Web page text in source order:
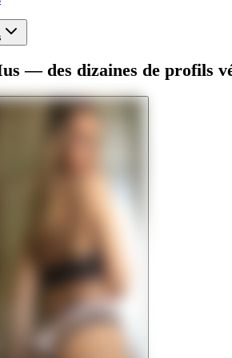
— des dizaines de profils